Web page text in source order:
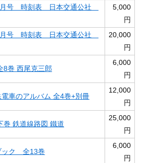
号 時刻表 日本交通公社
5,000
円
号 時刻表 日本交通公社
20,000
円
8巻 西尾克三郎
6,000
円
車のアルバム 全4巻+別冊
12,000
円
巻 鉄道線路図 鐵道
25,000
円
ック 全13巻
6,000
円